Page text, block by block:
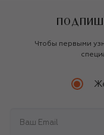
Чтобы первыми